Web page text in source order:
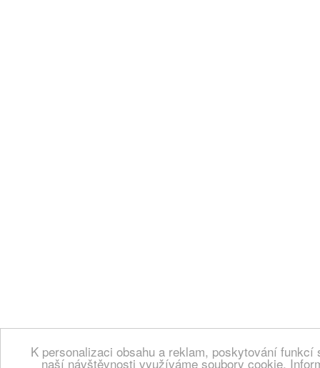
K personalizaci obsahu a reklam, poskytování
naší návštěvnosti využíváme soubory cookie.